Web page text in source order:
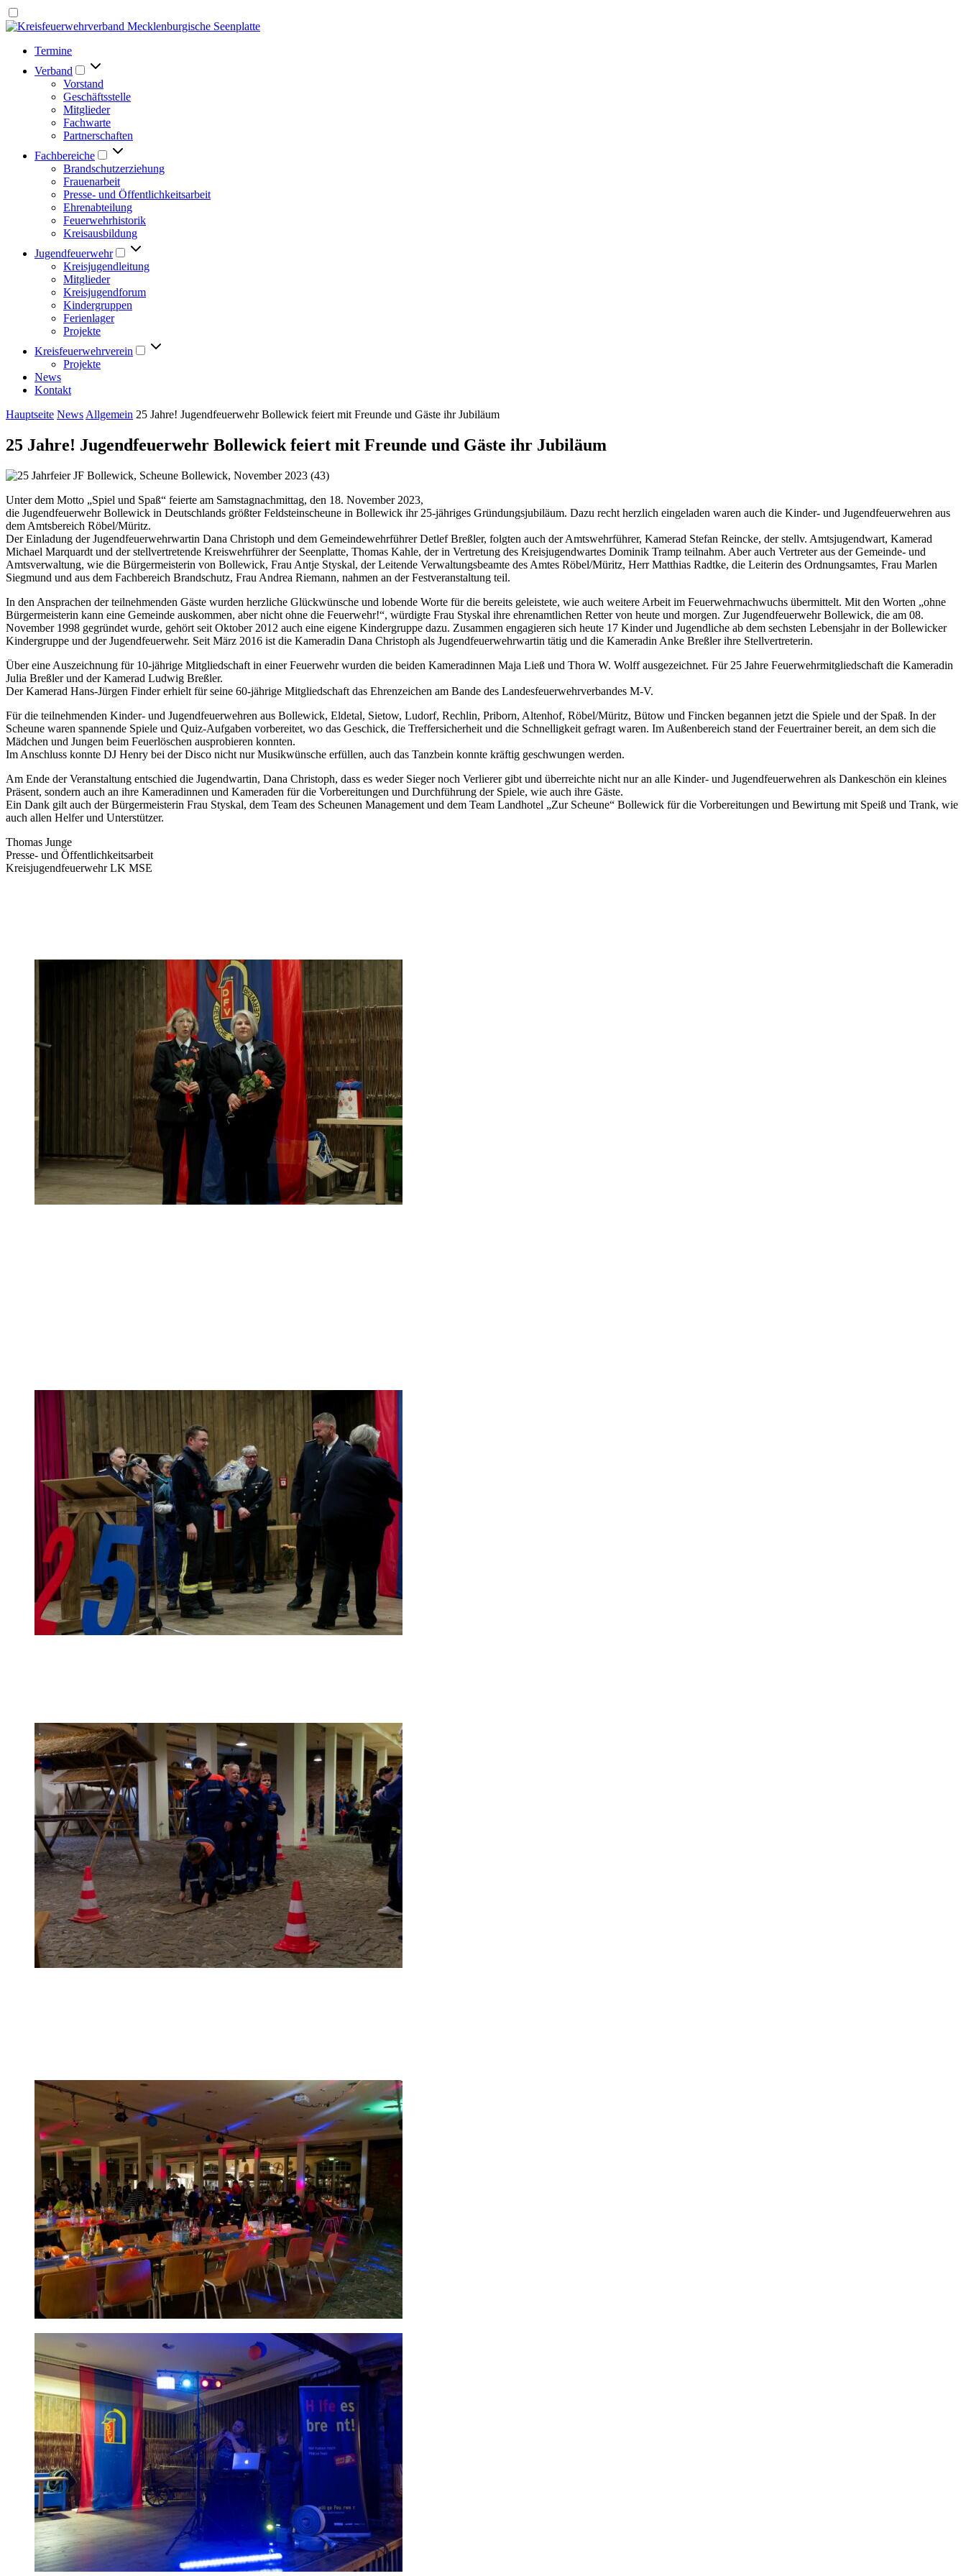
Termine
Verband
Vorstand
Geschäftsstelle
Mitglieder
Fachwarte
Partnerschaften
Fachbereiche
Brandschutzerziehung
Frauenarbeit
Presse- und Öffentlichkeitsarbeit
Ehrenabteilung
Feuerwehrhistorik
Kreisausbildung
Jugendfeuerwehr
Kreisjugendleitung
Mitglieder
Kreisjugendforum
Kindergruppen
Ferienlager
Projekte
Kreisfeuerwehrverein
Projekte
News
Kontakt
Hauptseite News Allgemein 25 Jahre! Jugendfeuerwehr Bollewick feiert mit Freunde und Gäste ihr Jubiläum
25 Jahre! Jugendfeuerwehr Bollewick feiert mit Freunde und Gäste ihr Jubiläum
Unter dem Motto „Spiel und Spaß“ feierte am Samstagnachmittag, den 18. November 2023,
die Jugendfeuerwehr Bollewick in Deutschlands größter Feldsteinscheune in Bollewick ihr 25-jähriges Gründungsjubiläum. Dazu recht herzlich eingeladen waren auch die Kinder- und Jugendfeuerwehren aus
dem Amtsbereich Röbel/Müritz.
Der Einladung der Jugendfeuerwehrwartin Dana Christoph und dem Gemeindewehrführer Detlef Breßler, folgten auch der Amtswehrführer, Kamerad Stefan Reincke, der stellv. Amtsjugendwart, Kamerad
Michael Marquardt und der stellvertretende Kreiswehrführer der Seenplatte, Thomas Kahle, der in Vertretung des Kreisjugendwartes Dominik Tramp teilnahm. Aber auch Vertreter aus der Gemeinde- und
Amtsverwaltung, wie die Bürgermeisterin von Bollewick, Frau Antje Styskal, der Leitende Verwaltungsbeamte des Amtes Röbel/Müritz, Herr Matthias Radtke, die Leiterin des Ordnungsamtes, Frau Marlen
Siegmund und aus dem Fachbereich Brandschutz, Frau Andrea Riemann, nahmen an der Festveranstaltung teil.
In den Ansprachen der teilnehmenden Gäste wurden herzliche Glückwünsche und lobende Worte für die bereits geleistete, wie auch weitere Arbeit im Feuerwehrnachwuchs übermittelt. Mit den Worten „ohne
Bürgermeisterin kann eine Gemeinde auskommen, aber nicht ohne die Feuerwehr!“, würdigte Frau Styskal ihre ehrenamtlichen Retter von heute und morgen. Zur Jugendfeuerwehr Bollewick, die am 08.
November 1998 gegründet wurde, gehört seit Oktober 2012 auch eine eigene Kindergruppe dazu. Zusammen engagieren sich heute 17 Kinder und Jugendliche ab dem sechsten Lebensjahr in der Bollewicker
Kindergruppe und der Jugendfeuerwehr. Seit März 2016 ist die Kameradin Dana Christoph als Jugendfeuerwehrwartin tätig und die Kameradin Anke Breßler ihre Stellvertreterin.
Über eine Auszeichnung für 10-jährige Mitgliedschaft in einer Feuerwehr wurden die beiden Kameradinnen Maja Ließ und Thora W. Wolff ausgezeichnet. Für 25 Jahre Feuerwehrmitgliedschaft die Kameradin
Julia Breßler und der Kamerad Ludwig Breßler.
Der Kamerad Hans-Jürgen Finder erhielt für seine 60-jährige Mitgliedschaft das Ehrenzeichen am Bande des Landesfeuerwehrverbandes M-V.
Für die teilnehmenden Kinder- und Jugendfeuerwehren aus Bollewick, Eldetal, Sietow, Ludorf, Rechlin, Priborn, Altenhof, Röbel/Müritz, Bütow und Fincken begannen jetzt die Spiele und der Spaß. In der
Scheune waren spannende Spiele und Quiz-Aufgaben vorbereitet, wo das Geschick, die Treffersicherheit und die Schnelligkeit gefragt waren. Im Außenbereich stand der Feuertrainer bereit, an dem sich die
Mädchen und Jungen beim Feuerlöschen ausprobieren konnten.
Im Anschluss konnte DJ Henry bei der Disco nicht nur Musikwünsche erfüllen, auch das Tanzbein konnte kräftig geschwungen werden.
Am Ende der Veranstaltung entschied die Jugendwartin, Dana Christoph, dass es weder Sieger noch Verlierer gibt und überreichte nicht nur an alle Kinder- und Jugendfeuerwehren als Dankeschön ein kleines
Präsent, sondern auch an ihre Kameradinnen und Kameraden für die Vorbereitungen und Durchführung der Spiele, wie auch ihre Gäste.
Ein Dank gilt auch der Bürgermeisterin Frau Styskal, dem Team des Scheunen Management und dem Team Landhotel „Zur Scheune“ Bollewick für die Vorbereitungen und Bewirtung mit Speiß und Trank, wie
auch allen Helfer und Unterstützer.
Thomas Junge
Presse- und Öffentlichkeitsarbeit
Kreisjugendfeuerwehr LK MSE